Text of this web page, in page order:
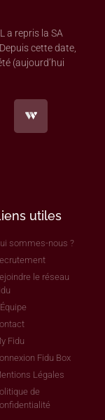
a repris la SA
cette date,
(aujourd’hui
utiles
sommes-nous ?
le réseau
Fidu
Fidu Box
Légales
de